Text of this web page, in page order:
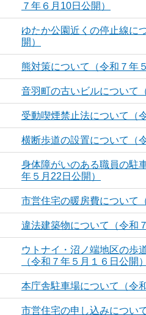
７年６月10日公開）
ゆたか公園近くの停止線に
開）
熊対策について（令和７年
音羽町の古いビルについて
受動喫煙禁止法について（
横断歩道の設置について（
身体障がいのある職員の駐
年５月22日公開）
市営住宅の暖房費について
違法建築物について（令和
ウトナイ・沼ノ端地区の歩
（令和７年５月１６日公開）
本庁舎駐車場について（令
市営住宅の申し込みについ